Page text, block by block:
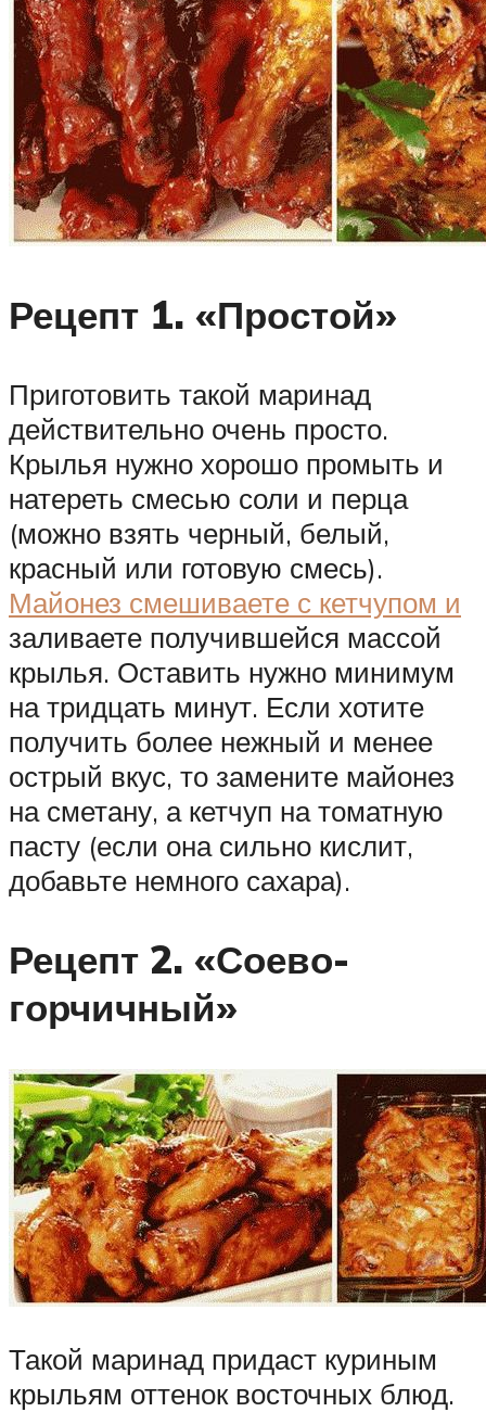
Рецепт 1. «Простой»
Приготовить такой маринад
действительно очень просто.
Крылья нужно хорошо промыть и
натереть смесью соли и перца
(можно взять черный, белый,
красный или готовую смесь).
Майонез смешиваете с кетчупом и
заливаете получившейся массой
крылья. Оставить нужно минимум
на тридцать минут. Если хотите
получить более нежный и менее
острый вкус, то замените майонез
на сметану, а кетчуп на томатную
пасту (если она сильно кислит,
добавьте немного сахара).
Рецепт 2. «Соево-
горчичный»
Такой маринад придаст куриным
крыльям оттенок восточных блюд.